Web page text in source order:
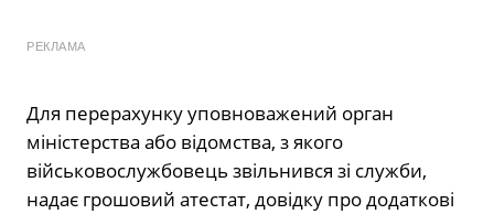
РЕКЛАМА
Для перерахунку уповноважений орган
міністерства або відомства, з якого
військовослужбовець звільнився зі служби,
надає грошовий атестат, довідку про додаткові